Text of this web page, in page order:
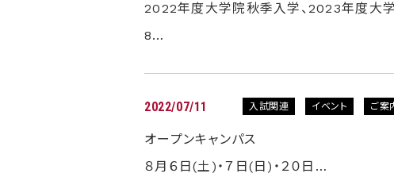
2022年度大学院秋季入学、2023年度大
8…
2022/07/11 入試関連 イベント ご案
オープンキャンパス
８月６日(土)・７日(日)・２０日…